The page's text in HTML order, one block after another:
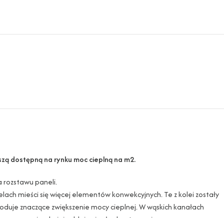
dostępną na rynku moc cieplną na m2.
rozstawu paneli.
mieści się więcej elementów konwekcyjnych. Te z kolei zostały
znaczące zwiększenie mocy cieplnej. W wąskich kanałach